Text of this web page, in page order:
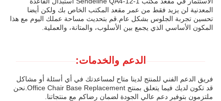
المعدنية لن يزيد فقط من عمر مقعد المكتب الخاص بك ولكن أيضا
تحسين تجربة الجلوس بشكل عام.قم بتحديث مساحة عملك اليوم مع هذا
المكون الأساسي الذي يجمع بين الأسلوب، والمتانة، والعملية.
الدعم والخدمات:
فريق الدعم الفني للمنتج لدينا متاح لمساعدتك في أي أسئلة أو مشاكل
قد تكون لديك فيما يتعلق بمنتج Office Chair Base Replacement.نحن
ملتزمون بتوفير دعم عالي الجودة لضمان رضاكم مع منتجاتنا.